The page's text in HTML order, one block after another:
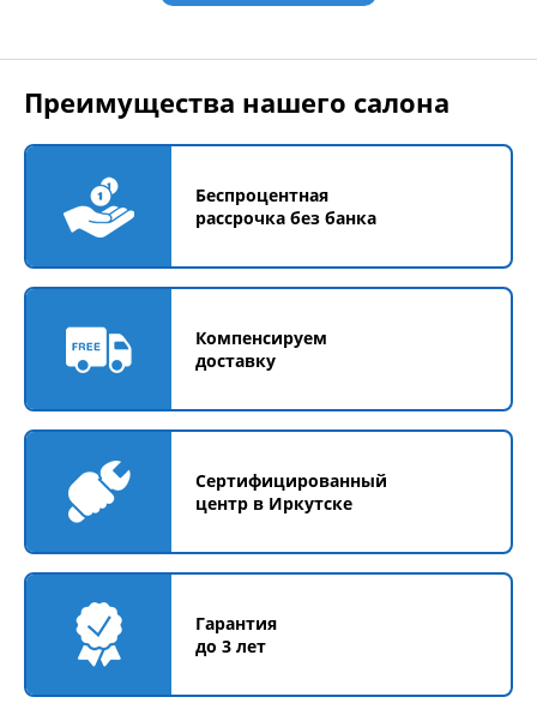
Преимущества нашего салона
Беспроцентная
рассрочка без банка
Компенсируем
доставку
Сертифицированный
центр в Иркутске
Гарантия
до 3 лет